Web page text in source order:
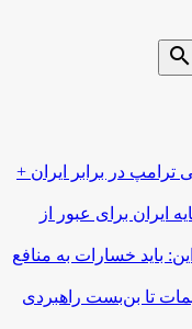
search
ترامپ در برابر ایران +
ایران برای عبور از
باید خسارات به منافع
تا بن‌بست راهبردی